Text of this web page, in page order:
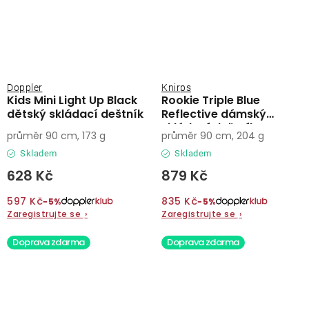
Kids Mini Light Up Black
dětský skládací deštník
Doppler
Skladem
628 Kč
597 Kč−5%
Zaregistrujte se ›
průměr 90 cm, 173 g
Rookie Triple Blue
Reflective dámský
skládací deštník
Knirps
Skladem
879 Kč
835 Kč−5%
Zaregistrujte se ›
průměr 90 cm, 204 g
Doprava zdarma Doprava zdarma